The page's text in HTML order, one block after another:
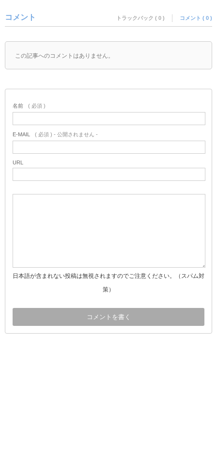
コメント トラックバック ( 0 ) コメント ( 0 )
この記事へのコメントはありません。
名前 ( 必須 )
E-MAIL ( 必須 ) - 公開されません -
URL
日本語が含まれない投稿は無視されますのでご注意ください。（スパム対
策）